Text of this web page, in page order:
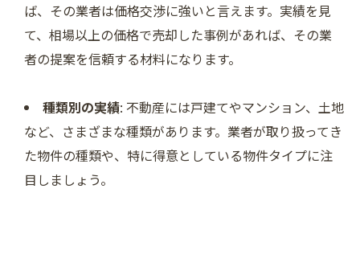
ば、その業者は価格交渉に強いと言えます。実績を見
て、相場以上の価格で売却した事例があれば、その業
者の提案を信頼する材料になります。
種類別の実績: 不動産には戸建てやマンション、土地
など、さまざまな種類があります。業者が取り扱ってき
た物件の種類や、特に得意としている物件タイプに注
目しましょう。